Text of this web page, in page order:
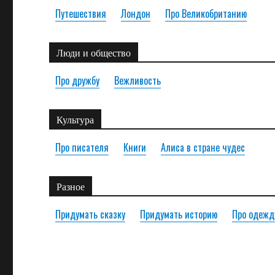
Путешествия Лондон Про Великобританию
Люди и общество
Про дружбу Вежливость
Культура
Про писателя Книги Алиса в стране чудес
Разное
Придумать сказку Придумать историю Про